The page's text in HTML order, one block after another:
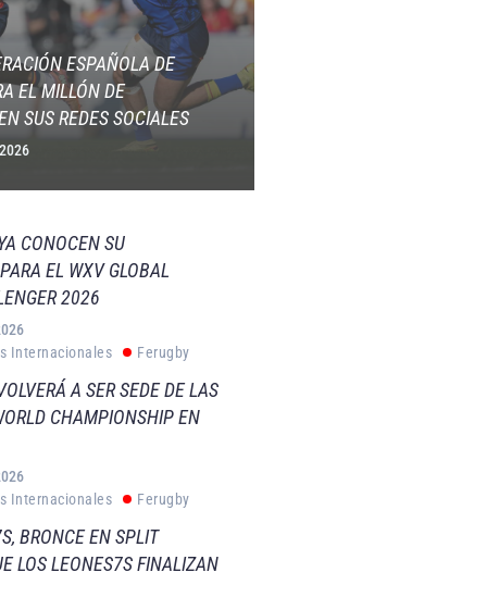
ESPAÑOLA DE
EL MILLÓN DE
SUS REDES SOCIALES
CONOCEN SU
EL WXV GLOBAL
2026
Internacionales
Ferugby
A SER SEDE DE LAS
CHAMPIONSHIP EN
Internacionales
Ferugby
BRONCE EN SPLIT
LOS LEONES7S FINALIZAN